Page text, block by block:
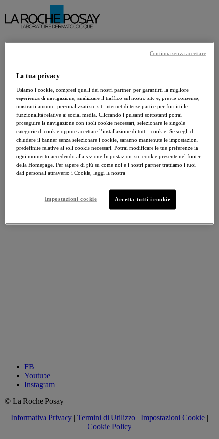
FB
Youtube
Instagram
© La Roche Posay
Informativa Privacy | Termini di Utilizzo | Impostazioni Cookie |
Cookie Policy
La tua privacy
Usiamo i cookie, compresi quelli dei nostri partner, per garantirti la migliore
esperienza di navigazione, analizzare il traffico sul nostro sito e, previo consenso,
mostrarti annunci personalizzati sui siti internet di terze parti e per fornirti le
funzionalità relative ai social media. Cliccando i pulsanti sottostanti potrai
proseguire la navigazione con i soli cookie necessari, selezionare le singole
categorie di cookie oppure accettare l’installazione di tutti i cookie. Se scegli di
chiudere il banner senza selezionare i cookie, saranno mantenute le impostazioni
predefinite relative ai soli cookie necessari. Potrai modificare le tue preferenze in
ogni momento accedendo alla sezione Impostazioni sui cookie presente nel footer
della Homepage. Per sapere di più su come noi e i nostri partner trattiamo i tuoi
dati personali attraverso i Cookie, leggi la nostra
Impostazioni cookie Accetta tutti i cookie
Continua senza accettare